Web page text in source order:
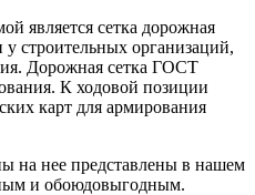
является сетка дорожная
у строительных организаций,
Дорожная сетка ГОСТ
К ходовой позиции
карт для армирования
на нее представлены в нашем
и обоюдовыгодным.